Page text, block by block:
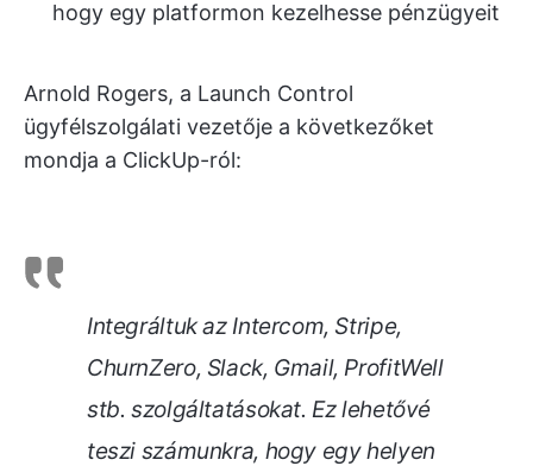
hogy egy platformon kezelhesse pénzügyeit
Arnold Rogers, a Launch Control
ügyfélszolgálati vezetője a következőket
mondja a ClickUp-ról:
Integráltuk az Intercom, Stripe,
ChurnZero, Slack, Gmail, ProfitWell
stb. szolgáltatásokat. Ez lehetővé
teszi számunkra, hogy egy helyen